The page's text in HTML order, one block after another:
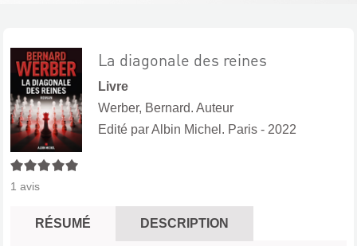
5/5
1 avis
La diagonale des reines
Livre
Werber, Bernard. Auteur
Edité parAlbin Michel. Paris - 2022
RÉSUMÉ DESCRIPTION